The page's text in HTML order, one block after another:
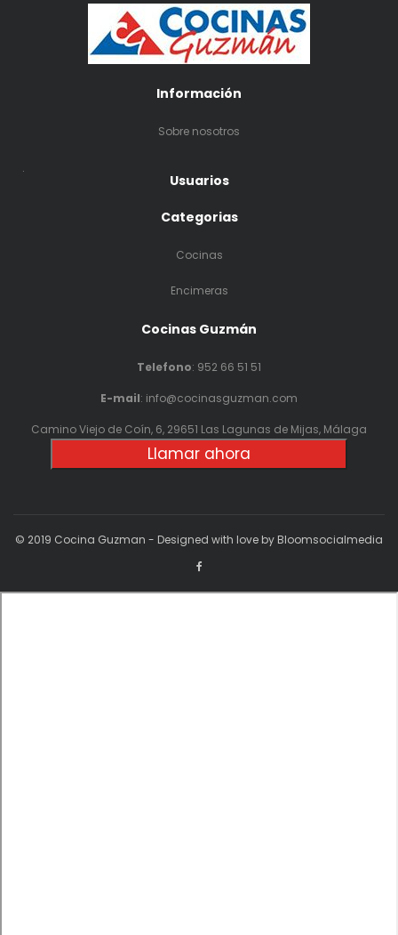
Información
Sobre nosotros
.
Usuarios
Categorias
Cocinas
Encimeras
Cocinas Guzmán
Telefono: 952 66 51 51
E-mail: info@cocinasguzman.com
Camino Viejo de Coín, 6, 29651 Las Lagunas de Mijas, Málaga
Llamar ahora
© 2019 Cocina Guzman - Designed with love by Bloomsocialmedia